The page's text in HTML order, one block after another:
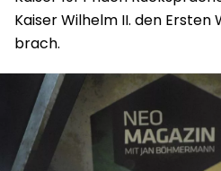
Kaiser Wilhelm II. den
brach.